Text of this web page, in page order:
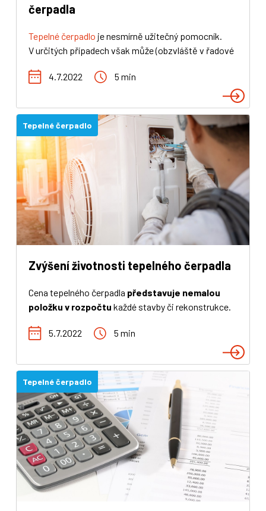
čerpadla
Tepelné čerpadlo je nesmírně užitečný pomocník.
V určitých případech však může (obzvláště v řadové
pokud je jeho hlučnost větší, než velí dobré mravy či
světa hlučnosti čerpadel anabídneme pár tipů na
prevenci
či přímo řešení této problematiky.
4.7.2022 5 min
Tepelné čerpadlo
Zvýšení životnosti tepelného čerpadla
Cena tepelného čerpadla představuje nemalou
položku v rozpočtu každé stavby či rekonstrukce.
Životnost čerpadla, jak si ukážeme v tomto článku,
respektovánímurčitých zásad prodloužit. Pojďme
se na to spolu podívat.
5.7.2022 5 min
Tepelné čerpadlo